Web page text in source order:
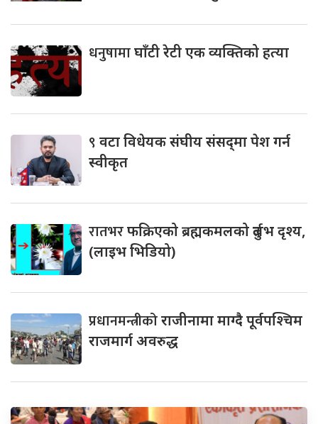
धनुषामाघाँटी रेटी एक व्यक्तिको हत्या
९ वटा विधेयक संघीय संसद्‌मा पेश गर्न
स्वीकृत
रातभरफक्रिएको ब्रह्मकमलको दुर्लभ दृश्य,
(लाइभ भिडियो)
प्रधानमन्त्रीकोराजीनामा माग्दै पूर्वपश्चिम
राजमार्ग अवरुद्ध